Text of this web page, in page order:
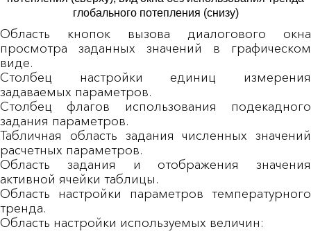
глобального потепления (снизу)
Область кнопок вызова диалогового окна
просмотра заданных значений в графическом
виде.
Столбец настройки единиц измерения
задаваемых параметров.
Столбец флагов использования подекадного
задания параметров.
Табличная область задания численных значений
расчетных параметров.
Область задания и отображения значения
активной ячейки таблицы.
Область настройки параметров температурного
тренда.
Область настройки используемых величин: